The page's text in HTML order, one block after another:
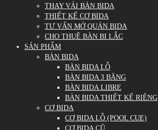
THAY VẢI BÀN BIDA
THIẾT KẾ CƠ BIDA
TƯ VẤN MỞ QUÁN BIDA
CHO THUÊ BÀN BI LẮC
SẢN PHẨM
BÀN BIDA
BÀN BIDA LỖ
BÀN BIDA 3 BĂNG
BÀN BIDA LIBRE
BÀN BIDA THIẾT KẾ RIÊNG
CƠ BIDA
CƠ BIDA LỖ (POOL CUE)
CƠ BIDA CŨ